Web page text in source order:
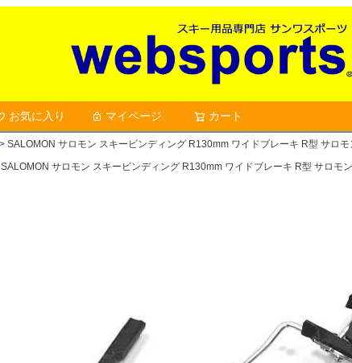
お気に入り マイページ カート
SALOMON サロモン スキービンディング R130mm ワイドブレーキ R型 サロモ
SALOMON サロモン スキービンディング R130mm ワイドブレーキ R型 サロモ